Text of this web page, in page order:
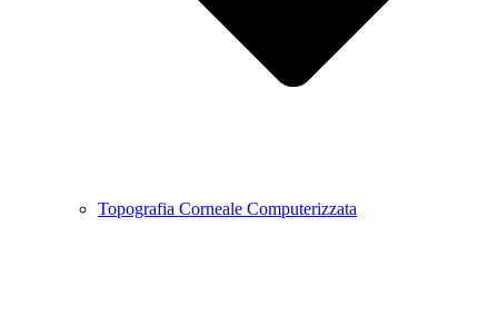
Topografia Corneale Computerizzata